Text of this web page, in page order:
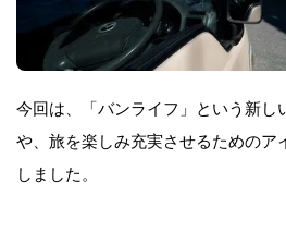
今回は、「バンライフ」という新し
や、旅を楽しみ充実させるためのア
しました。